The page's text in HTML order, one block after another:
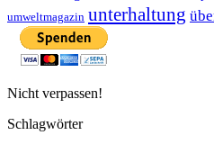
umweltmagazin unterhaltung
Nicht verpassen!
Schlagwörter